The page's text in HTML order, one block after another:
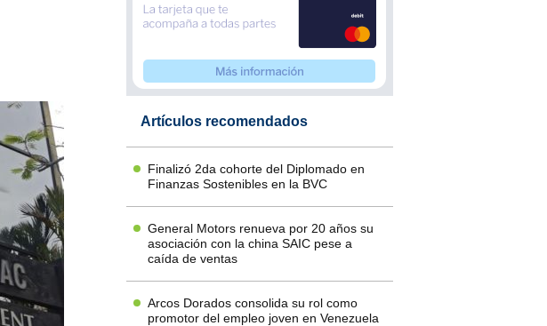
Artículos recomendados
Finalizó 2da cohorte del Diplomado en
Finanzas Sostenibles en la BVC
General Motors renueva por 20 años su
asociación con la china SAIC pese a
caída de ventas
Arcos Dorados consolida su rol como
promotor del empleo joven en Venezuela